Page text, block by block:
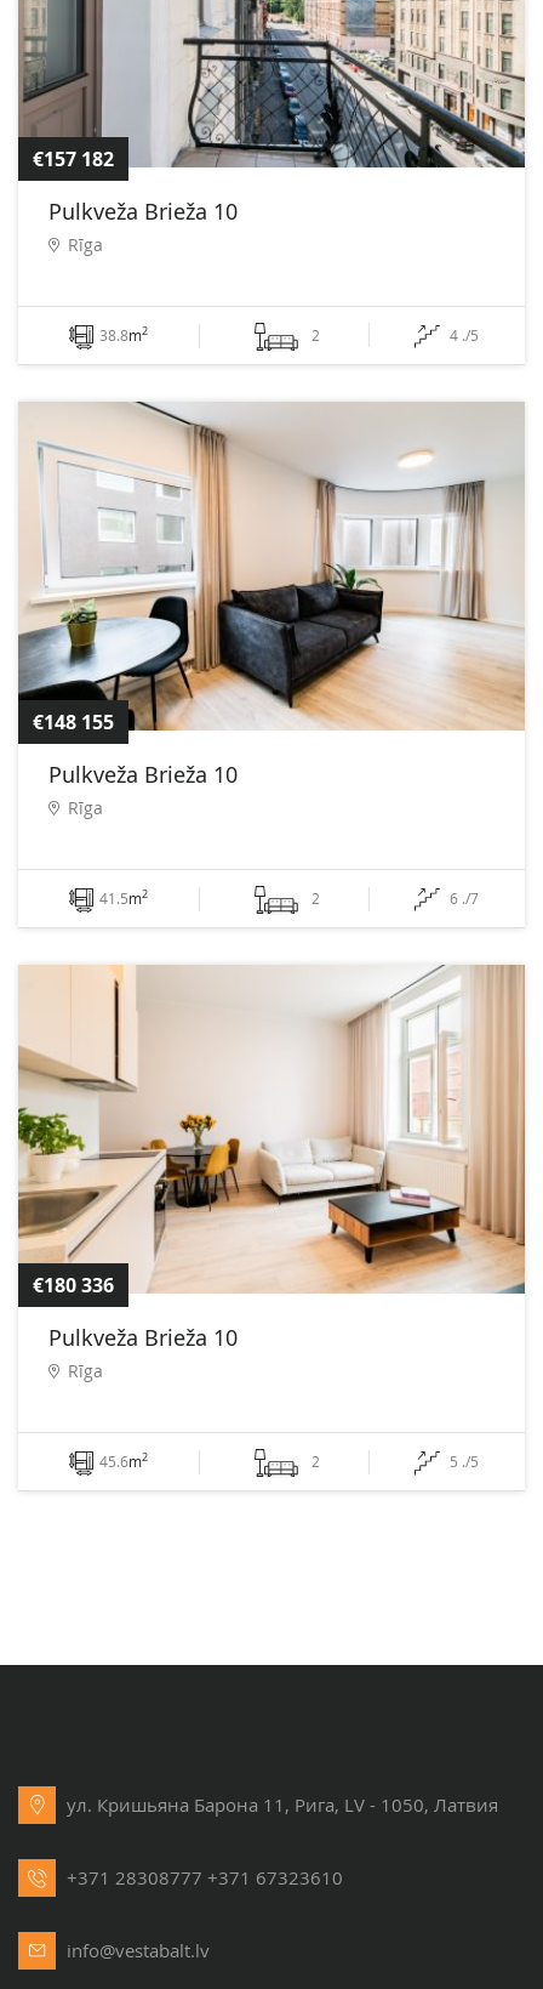
€157 182
Pulkveža Brieža 10
Rīga
38.8m2 2 4 ./5
€148 155
Pulkveža Brieža 10
Rīga
41.5m2 2 6 ./7
€180 336
Pulkveža Brieža 10
Rīga
45.6m2 2 5 ./5
ул. Кришьяна Барона 11, Рига, LV - 1050, Латвия
+371 28308777 +371 67323610
info@vestabalt.lv